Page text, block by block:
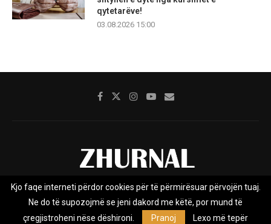
qytetarëve!
03.08.2026 15:00
Rreth nesh Impresumi Marketing
Kontakt
Privacy Policy
Kjo faqe interneti përdor cookies për të përmirësuar përvojën tuaj.
Ne do të supozojmë se jeni dakord me këtë, por mund të
çregjistroheni nëse dëshironi.
Pranoj Lexo më tepër